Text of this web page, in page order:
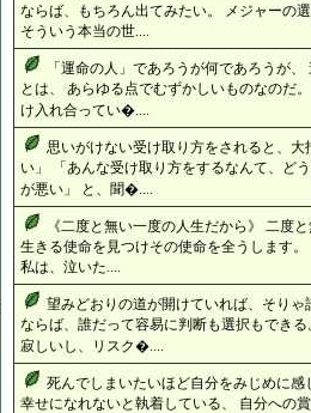
ならば、もちろん出てみたい。 メジャーの
そういう本当の世....
「運命の人」であろうが何であろうが
とは、 あらゆる点でむずかしいものなのだ
け入れ合ってい�....
思いがけない受け取り方をされると、
い」 「あんな受け取り方をするなんて、ど
が悪い」 と、聞�....
《二度と無い一度の人生だから》 二度
生きる使命を見つけその使命を全うします
私は、泣いた....
望みどおりの道が開けていれば、そり
ならば、誰だって容易に判断も選択もでき
寂しいし、リスク�....
死んでしまいたいほど自分をみじめに
幸せになれないと執着している、 自分への